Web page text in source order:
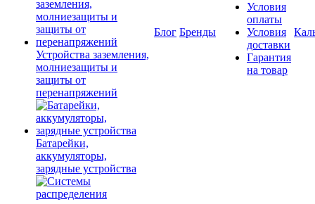
Устройства заземления,
молниезащиты и
защиты от
перенапряжений
Батарейки,
аккумуляторы,
зарядные устройства
Блог Бренды
Условия
оплаты
Условия
доставки
Гарантия
на товар